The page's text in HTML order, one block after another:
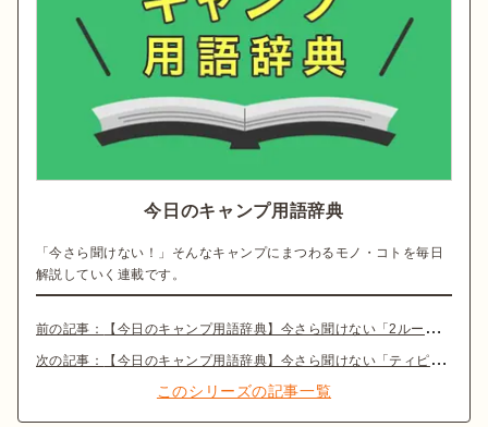
今日のキャンプ用語辞典
「今さら聞けない！」そんなキャンプにまつわるモノ・コトを毎日
解説していく連載です。
前の記事： 【今日のキャンプ用語辞典】今さら聞けない「2ルームテント」とは？
次の記事： 【今日のキャンプ用語辞典】今さら聞けない「ティピーテント」とは？
このシリーズの記事一覧